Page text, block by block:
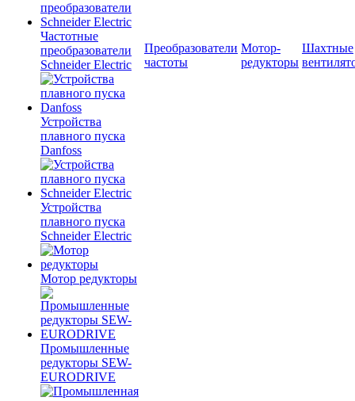
Частотные
преобразователи
Schneider Electric
Устройства
плавного пуска
Danfoss
Устройства
плавного пуска
Schneider Electric
Мотор редукторы
Промышленные
редукторы SEW-
EURODRIVE
Преобразователи
частоты
Мотор-
редукторы
Шахтные